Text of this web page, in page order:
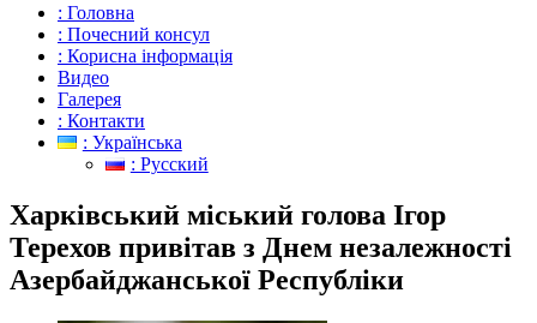
: Головна
: Почесний консул
: Корисна інформація
Видео
Галерея
: Контакти
: Українська
: Русский
Харківський міський голова Ігор
Терехов привітав з Днем незалежності
Азербайджанської Республіки